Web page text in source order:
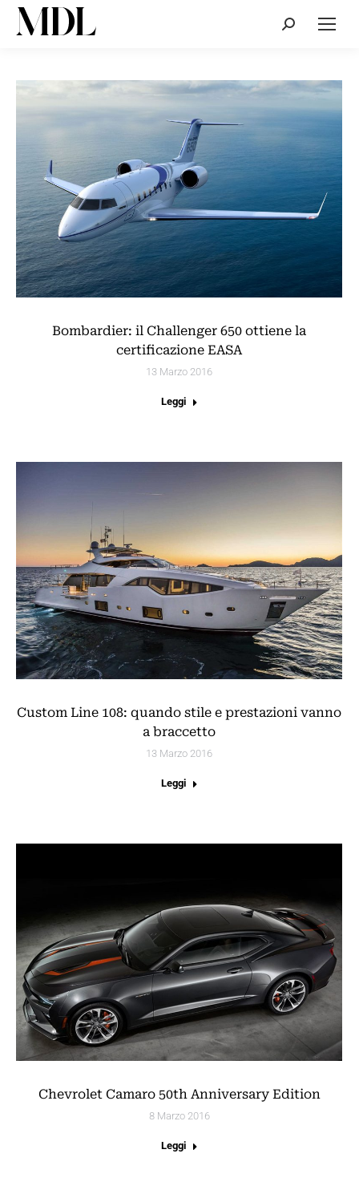
Cerca:
Bombardier: il Challenger 650 ottiene la
certificazione EASA
13 Marzo 2016
Leggi
Custom Line 108: quando stile e prestazioni vanno
a braccetto
13 Marzo 2016
Leggi
Chevrolet Camaro 50th Anniversary Edition
8 Marzo 2016
Leggi